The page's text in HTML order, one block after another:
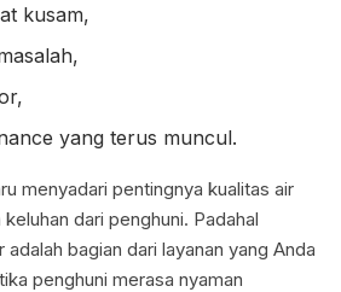
kusam,
yang terus muncul.
menyadari pentingnya kualitas air
dari penghuni. Padahal
bagian dari layanan yang Anda
penghuni merasa nyaman